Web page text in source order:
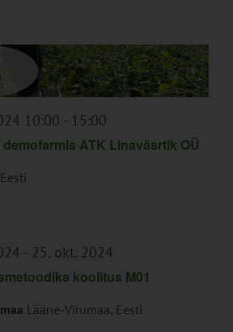
10:00 - 15:00
ATK Linaväsrtik OÜ
- 25. okt. 2024
koolitus M01
Lääne-Virumaa, Eesti